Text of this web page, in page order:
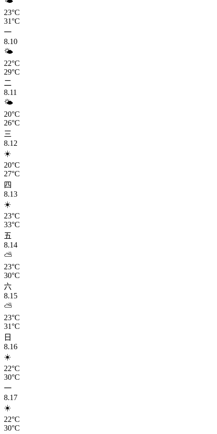
23°C
31°C
一
8.10
🌤️
22°C
29°C
二
8.11
🌤️
20°C
26°C
三
8.12
☀️
20°C
27°C
四
8.13
☀️
23°C
33°C
五
8.14
⛅
23°C
30°C
六
8.15
⛅
23°C
31°C
日
8.16
☀️
22°C
30°C
一
8.17
☀️
22°C
30°C